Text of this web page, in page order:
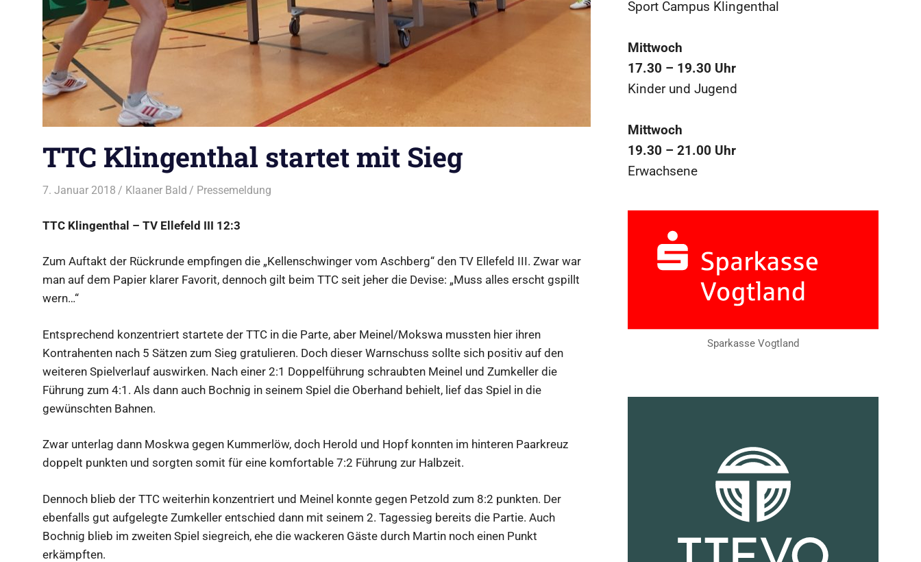
TTC Klingenthal startet mit Sieg
7. Januar 2018 Klaaner Bald Pressemeldung
TTC Klingenthal – TV Ellefeld III 12:3
Zum Auftakt der Rückrunde empfingen die „Kellenschwinger vom Aschberg“ den TV Ellefeld III. Zwar war
man auf dem Papier klarer Favorit, dennoch gilt beim TTC seit jeher die Devise: „Muss alles erscht gspillt
wern…“
Entsprechend konzentriert startete der TTC in die Parte, aber Meinel/Mokswa mussten hier ihren
Kontrahenten nach 5 Sätzen zum Sieg gratulieren. Doch dieser Warnschuss sollte sich positiv auf den
weiteren Spielverlauf auswirken. Nach einer 2:1 Doppelführung schraubten Meinel und Zumkeller die
Führung zum 4:1. Als dann auch Bochnig in seinem Spiel die Oberhand behielt, lief das Spiel in die
gewünschten Bahnen.
Zwar unterlag dann Moskwa gegen Kummerlöw, doch Herold und Hopf konnten im hinteren Paarkreuz
doppelt punkten und sorgten somit für eine komfortable 7:2 Führung zur Halbzeit.
Dennoch blieb der TTC weiterhin konzentriert und Meinel konnte gegen Petzold zum 8:2 punkten. Der
ebenfalls gut aufgelegte Zumkeller entschied dann mit seinem 2. Tagessieg bereits die Partie. Auch
Bochnig blieb im zweiten Spiel siegreich, ehe die wackeren Gäste durch Martin noch einen Punkt
erkämpften.
Sport Campus Klingenthal
Mittwoch
17.30 – 19.30 Uhr
Kinder und Jugend
Mittwoch
19.30 – 21.00 Uhr
Erwachsene
Sparkasse Vogtland